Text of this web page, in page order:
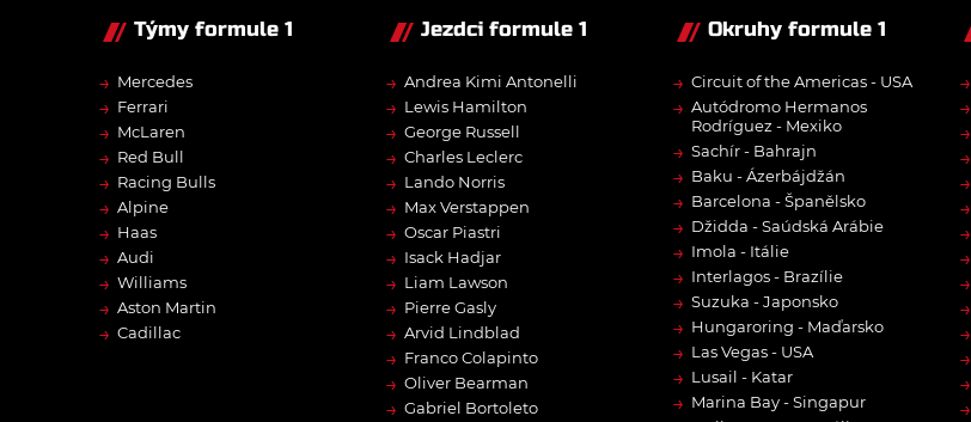
Týmy formule 1
→ Mercedes
→ Ferrari
→ McLaren
→ Red Bull
→ Racing Bulls
→ Alpine
→ Haas
→ Audi
→ Williams
→ Aston Martin
→ Cadillac
Jezdci formule 1
→ Andrea Kimi Antonelli
→ Lewis Hamilton
→ George Russell
→ Charles Leclerc
→ Lando Norris
→ Max Verstappen
→ Oscar Piastri
→ Isack Hadjar
→ Liam Lawson
→ Pierre Gasly
→ Arvid Lindblad
→ Franco Colapinto
→ Oliver Bearman
→ Gabriel Bortoleto
Okruhy formule 1
→ Circuit of the Americas - USA
→ Autódromo Hermanos
Rodríguez - Mexiko
→ Sachír - Bahrajn
→ Baku - Ázerbájdžán
→ Barcelona - Španělsko
→ Džidda - Saúdská Arábie
→ Imola - Itálie
→ Interlagos - Brazílie
→ Suzuka - Japonsko
→ Hungaroring - Maďarsko
→ Las Vegas - USA
→ Lusail - Katar
→ Marina Bay - Singapur
→
→
→
→
→
→
→
→
→
→
→
→
→
→